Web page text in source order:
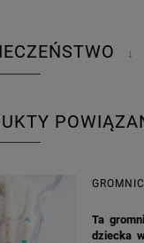
↓
Ta
dziecka